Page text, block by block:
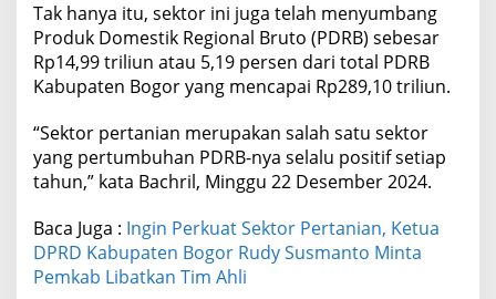
Tak hanya itu, sektor ini juga telah menyumbang
Produk Domestik Regional Bruto (PDRB) sebesar
Rp14,99 triliun atau 5,19 persen dari total PDRB
Kabupaten Bogor yang mencapai Rp289,10 triliun.
“Sektor pertanian merupakan salah satu sektor
yang pertumbuhan PDRB-nya selalu positif setiap
tahun,” kata Bachril, Minggu 22 Desember 2024.
Baca Juga : Ingin Perkuat Sektor Pertanian, Ketua
DPRD Kabupaten Bogor Rudy Susmanto Minta
Pemkab Libatkan Tim Ahli